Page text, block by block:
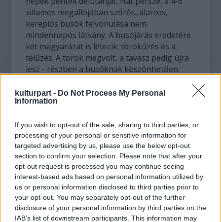
kulturpart - Do Not Process My Personal
Information
If you wish to opt-out of the sale, sharing to third parties, or
processing of your personal or sensitive information for
targeted advertising by us, please use the below opt-out
section to confirm your selection. Please note that after your
opt-out request is processed you may continue seeing
interest-based ads based on personal information utilized by
us or personal information disclosed to third parties prior to
your opt-out. You may separately opt-out of the further
disclosure of your personal information by third parties on the
IAB’s list of downstream participants. This information may
villamos megállójában szőrős, álarcos,
kereplős busók felvonulása nem
mindennapos látvány. A busójárás eredetére
két magyarázat is létezik: törökűzés és a
télűzés. A török megvolt, a tavasz pedig újra
lesz - részben a busóknak köszönhetően.
A videó megtekintéséhezAdobe Flash Player
Folk Mozgópart